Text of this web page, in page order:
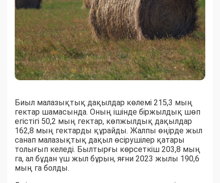
Биыл малазықтық дақылдар көлемі 215,3 мың
гектар шамасында. Оның ішінде біржылдық шөп
егістігі 50,2 мың гектар, көпжылдық дақылдар
162,8 мың гектарды құрайды. Жалпы өңірде жыл
санап малазықтық дақыл өсірушілер қатары
толығып келеді. Былтырғы көрсеткіш 203,8 мың
га, ал бұдан үш жыл бұрын, яғни 2023 жылы 190,6
мың га болды.